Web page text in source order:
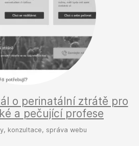
o perinatální ztrátě pro
a pečující profese
konzultace, správa webu